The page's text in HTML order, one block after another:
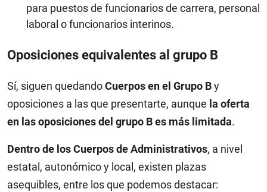
para puestos de funcionarios de carrera, personal
laboral o funcionarios interinos.
Oposiciones equivalentes al grupo B
Sí, siguen quedandoCuerpos en el Grupo By
oposiciones a las que presentarte, aunque la oferta
en las oposiciones del grupo B es más limitada.
Dentro de los Cuerpos de Administrativos, a nivel
estatal, autonómico y local, existen plazas
asequibles, entre los que podemos destacar: